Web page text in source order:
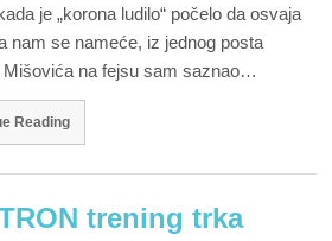
je „korona ludilo“ počelo da osvaja
nam se nameće, iz jednog posta
Mišovića na fejsu sam saznao…
Reading
trening trka